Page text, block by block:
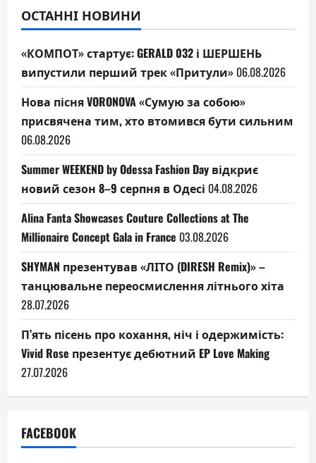
ОСТАННІ НОВИНИ
«КОМПОТ» стартує: GERALD 032 і ШЕРШЕНЬ
випустили перший трек «Притули» 06.08.2026
Нова пісня VORONOVA «Сумую за собою»
присвячена тим, хто втомився бути сильним
06.08.2026
Summer WEEKEND by Odessa Fashion Day відкриє
новий сезон 8–9 серпня в Одесі 04.08.2026
Alina Fanta Showcases Couture Collections at The
Millionaire Concept Gala in France 03.08.2026
SHYMAN презентував «ЛІТО (DIRESH Remix)» –
танцювальне переосмислення літнього хіта
28.07.2026
П’ять пісень про кохання, ніч і одержимість:
Vivid Rose презентує дебютний EP Love Making
27.07.2026
FACEBOOK